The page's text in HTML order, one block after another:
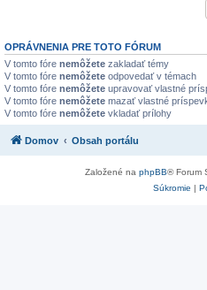
OPRÁVNENIA PRE TOTO FÓRUM
V tomto fóre nemôžete zakladať témy
V tomto fóre nemôžete odpovedať v témach
V tomto fóre nemôžete upravovať vlastné
V tomto fóre nemôžete mazať vlastné
V tomto fóre nemôžete vkladať prílohy
Domov Obsah portálu
Založené na phpBB® Forum
Súkromie |